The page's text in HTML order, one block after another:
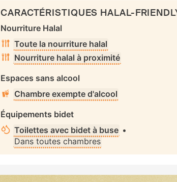
CARACTÉRISTIQUES HALAL-
Nourriture Halal
Toute la nourriture halal
Nourriture halal à proximité
Espaces sans alcool
Chambre exempte d'alcool
Équipements bidet
Toilettes avec bidet à buse •
Dans toutes chambres